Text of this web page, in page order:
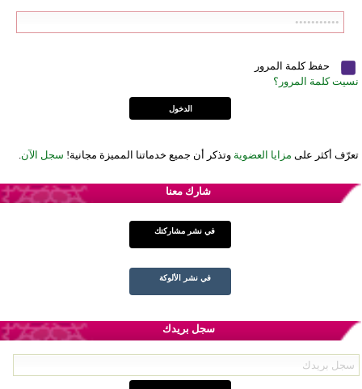
حفظ كلمة المرور
نسيت كلمة المرور؟
تعرّف أكثر على مزايا العضوية وتذكر أن جميع خدماتنا المميزة مجانية! سجل الآن.
شارك معنا
في نشر مشاركتك
في نشر الألوكة
سجل بريدك